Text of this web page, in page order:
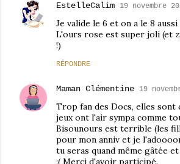
EstelleCalim 19 novembre
Je valide le 6 et on a le 8 aussi
L'ours rose est super joli (et
!)
RÉPONDRE
Maman Clémentine 19
Trop fan des Docs, elles sont
jeux ont l'air sympa comme
Bisounours est terrible (les
pour mon anniv et je
tu seras quand même gâtée
:( Merci d'avoir participé.